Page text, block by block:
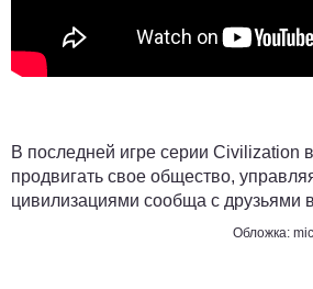
В последней игре серии Civilization
продвигать свое общество,
цивилизациями сообща с друзьями
Обложка: